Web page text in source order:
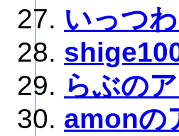
いっつ
らぶの
amonの